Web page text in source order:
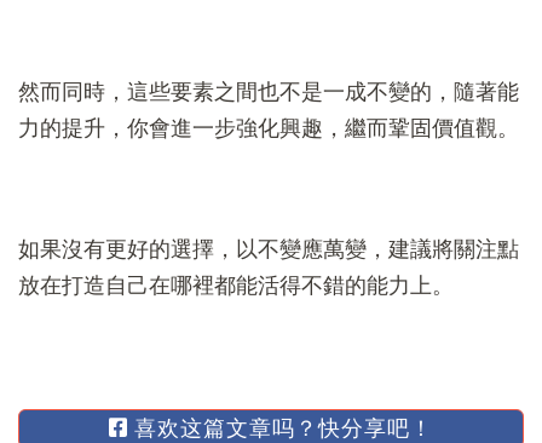
然而同時，這些要素之間也不是一成不變的，隨著能
力的提升，你會進一步強化興趣，繼而鞏固價值觀。
如果沒有更好的選擇，以不變應萬變，建議將關注點
放在打造自己在哪裡都能活得不錯的能力上。
喜欢这篇文章吗？快分享吧！